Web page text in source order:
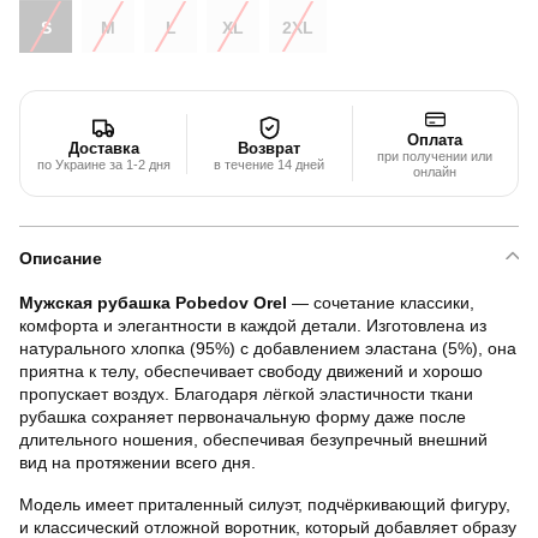
S M L XL 2XL
Доставка
по Украине за 1-2 дня
Возврат
в течение 14 дней
Оплата
при получении или
онлайн
Описание
Мужская рубашка Pobedov Orel — сочетание классики,
комфорта и элегантности в каждой детали. Изготовлена из
натурального хлопка (95%) с добавлением эластана (5%), она
приятна к телу, обеспечивает свободу движений и хорошо
пропускает воздух. Благодаря лёгкой эластичности ткани
рубашка сохраняет первоначальную форму даже после
длительного ношения, обеспечивая безупречный внешний
вид на протяжении всего дня.
Модель имеет приталенный силуэт, подчёркивающий фигуру,
и классический отложной воротник, который добавляет образу